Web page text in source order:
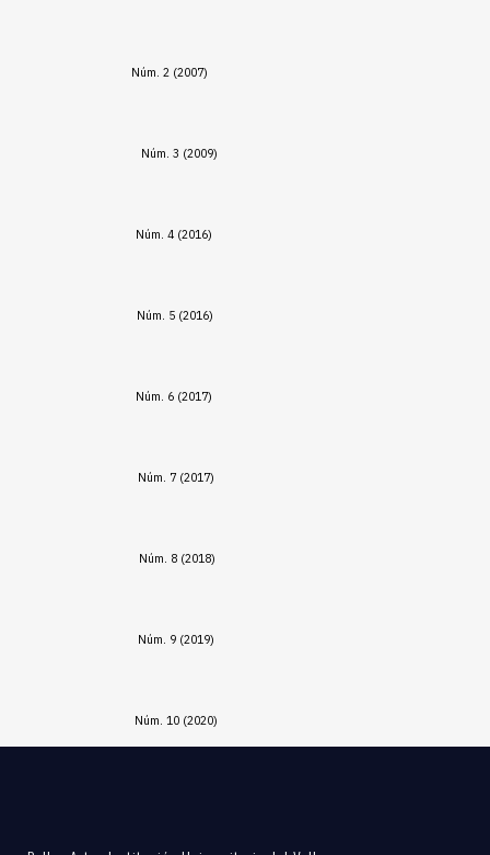
Núm. 2 (2007)
Núm. 3 (2009)
Núm. 4 (2016)
Núm. 5 (2016)
Núm. 6 (2017)
Núm. 7 (2017)
Núm. 8 (2018)
Núm. 9 (2019)
Núm. 10 (2020)